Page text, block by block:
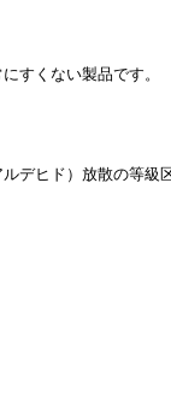
すくない製品です。
デヒド）放散の等級